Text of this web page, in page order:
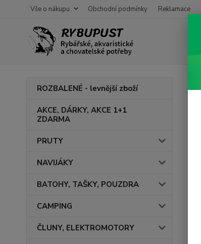
Vše o nákupu Obchodní podmínky Reklamace
ROZBALENÉ - levnější zboží
AKCE, DÁRKY, AKCE 1+1
ZDARMA
PRUTY
NAVIJÁKY
BATOHY, TAŠKY, POUZDRA
CAMPING
ČLUNY, ELEKTROMOTORY